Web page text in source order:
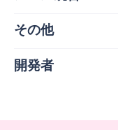
その他
開発者